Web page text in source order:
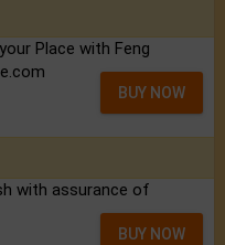
Place with Feng
BUY NOW
with assurance of
BUY NOW